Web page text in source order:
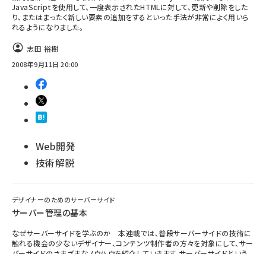
JavaScriptを使用して、一度表示されたHTMLに対して、更新や削除をした
り、またはまったく新しい要素の追加をするといった手法が非常によく用いら
れるようになりました。
志田 裕樹
2008年9月11日 20:00
Web開発
技術解説
デザイナーのためのサーバーサイド
サーバー管理の基本
なぜサーバーサイドを学ぶのか 本連載では、普段サーバーサイドの技術に
触れる機会の少ないデザイナー、コンテンツ制作者の方々を対象にして、サー